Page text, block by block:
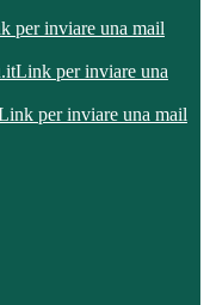
per inviare una mail
Link per inviare una
per inviare una mail